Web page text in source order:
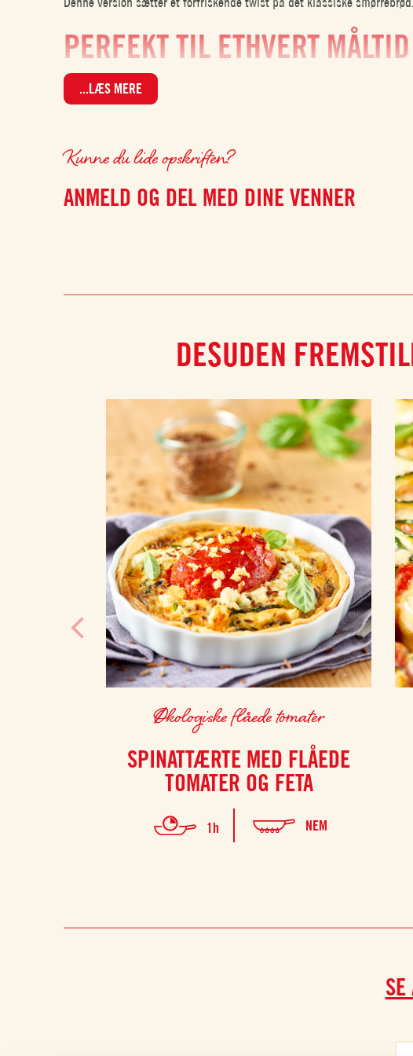
PERFEKT TIL ETHVERT MÅLTID
Denne ret fungerer godt som både morgenmad, frokost og
Smørrebrødet er et perfekt vegetarisk valg – et let, men
...LÆS MERE
Kunne du lide opskriften?
ANMELD OG DEL MED DINE VENNER
DESUDEN
Økologiske flåede tomater
SPINATTÆRTE MED FLÅEDE
TOMATER OG FETA
1h NEM